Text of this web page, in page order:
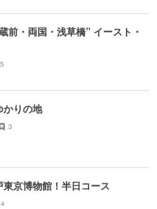
前・両国・浅草橋” イースト・
りの地
3
京博物館！半日コース